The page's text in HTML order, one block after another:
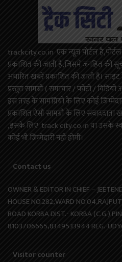
trackcity.co.in एक न्यूज़ पोर्टल
प्रकाशित की जाती है,जिसमें जनहित की
अधारित खबरें प्रकाशित की जाती है।
प्रस्तुत सामग्री ( समाचार / फोटो /
इस तरह के सामग्रियों के लिए कोई
प्रकाशित ऐसी सामग्री के लिए संवाददाता
,इसके लिए track city.co.in या उसके
कोई भी जिम्मेदारी नहीं होगी।
Contact us
OWNER & EDITOR IN CHIEF –
HOUSE NO.282,WARD
ROAD KORBA DIST.- KORBA (C.G.)
8103706665,8349533944 REG.-
Visitor counter